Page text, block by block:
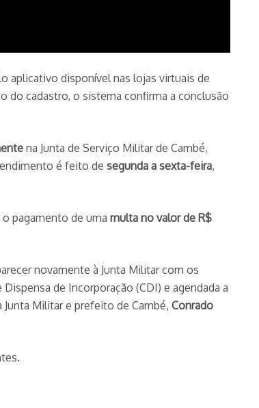
aplicativo disponível nas lojas virtuais de
do cadastro, o sistema confirma a conclusão
na Junta de Serviço Militar de Cambé,
é feito de segunda a sexta-feira,
pagamento de uma multa no valor de R$
novamente à Junta Militar com os
de Incorporação (CDI) e agendada a
Militar e prefeito de Cambé, Conrado